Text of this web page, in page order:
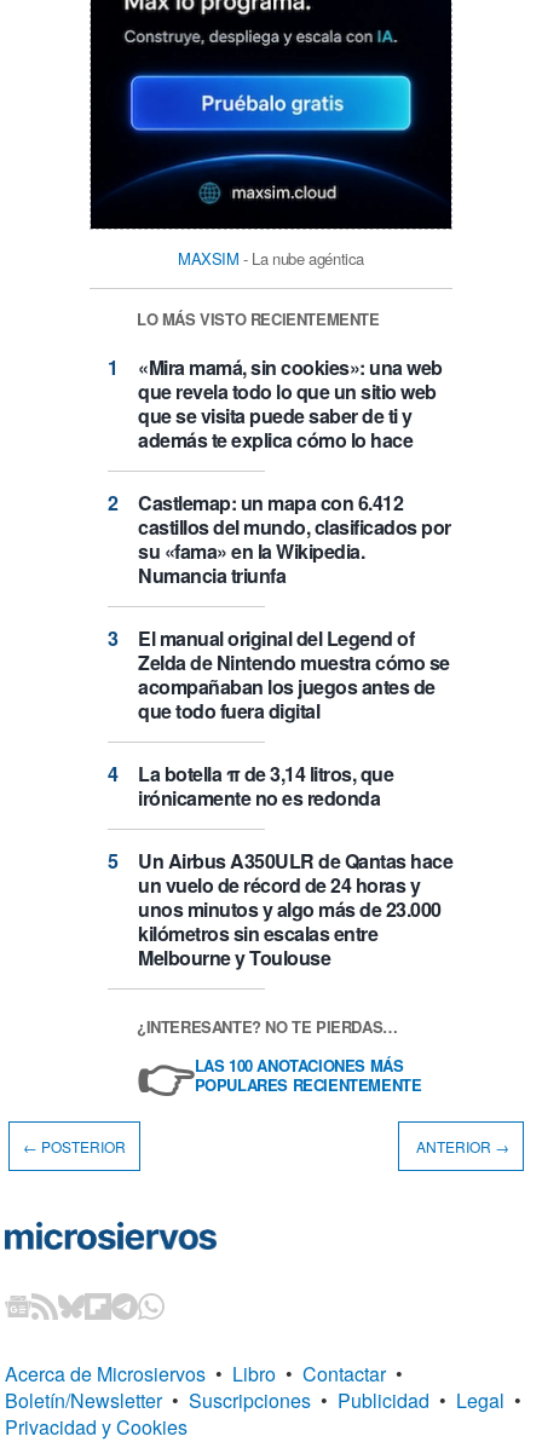
MAXSIM - La nube agéntica
LO MÁS VISTO RECIENTEMENTE
«Mira mamá, sin cookies»: una web
que revela todo lo que un sitio web
que se visita puede saber de ti y
además te explica cómo lo hace
Castlemap: un mapa con 6.412
castillos del mundo, clasificados por
su «fama» en la Wikipedia.
Numancia triunfa
El manual original del Legend of
Zelda de Nintendo muestra cómo se
acompañaban los juegos antes de
que todo fuera digital
La botella π de 3,14 litros, que
irónicamente no es redonda
Un Airbus A350ULR de Qantas hace
un vuelo de récord de 24 horas y
unos minutos y algo más de 23.000
kilómetros sin escalas entre
Melbourne y Toulouse
¿INTERESANTE? NO TE PIERDAS…
👉LAS 100 ANOTACIONES MÁS
POPULARES RECIENTEMENTE
← POSTERIOR ANTERIOR →
Acerca de Microsiervos • Libro • Contactar •
Boletín/Newsletter • Suscripciones • Publicidad • Legal •
Privacidad y Cookies